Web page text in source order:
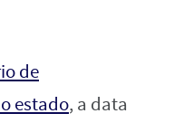
de
estado, a data